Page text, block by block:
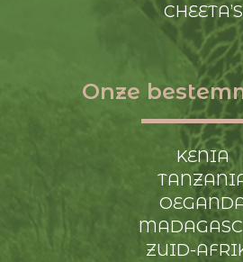
CHEETA’S
Onze
KENIA
ZUID-